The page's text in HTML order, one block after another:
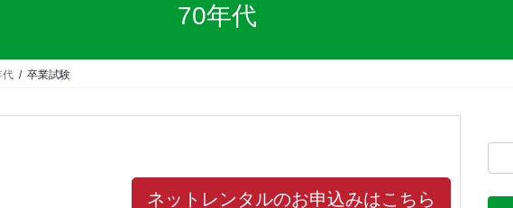
70年代
代 卒業試験
ネットレンタルのお申込みはこちら